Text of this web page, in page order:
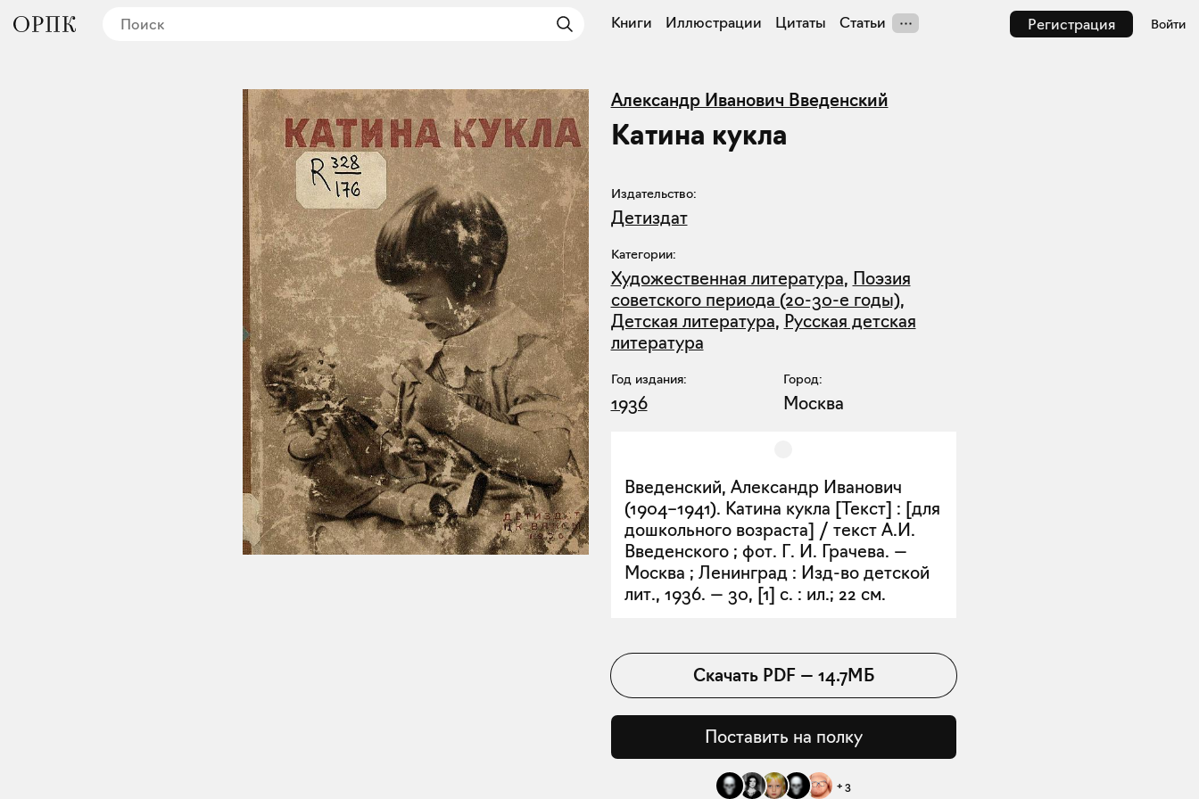
Регистрация Войти
Книги Иллюстрации Цитаты Статьи
Александр Иванович Введенский
Катина кукла
Издательство:
Детиздат
Категории:
Художественная литература, Поэзия
советского периода (20-30-е годы),
Детская литература, Русская детская
литература
Год издания:
1936
Город:
Москва
Введенский, Александр Иванович
(1904–1941). Катина кукла [Текст] : [для
дошкольного возраста] / текст А.И.
Введенского ; фот. Г. И. Грачева. —
Москва ; Ленинград : Изд-во детской
лит., 1936. — 30, [1] с. : ил.; 22 см.
Скачать PDF— 14.7МБ
Поставить на полку
+ 3